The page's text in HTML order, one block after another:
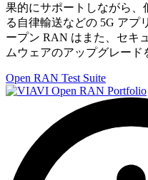
果的にサポートしながら
る自律輸送などの 5G アプ
ープン RAN はまた、セキ
ムウェアのアップグレード
Open RAN Test Suite